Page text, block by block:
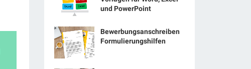
und PowerPoint
Bewerbungsanschreiben
Formulierungshilfen